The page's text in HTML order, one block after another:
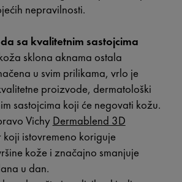
nepravilnosti.
sa kvalitetnim sastojcima
sklona aknama ostala
u svim prilikama, vrlo je
proizvode, dermatološki
sastojcima koji će negovati kožu.
Vichy Dermablend 3D
koji istovremeno koriguje
kože i značajno smanjuje
u dan.